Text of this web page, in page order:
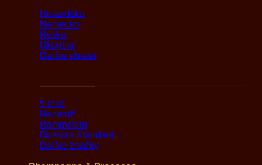
Holandsko
Nemecko
Rusko
Ukrajina
Ďaľšie oblasti
9 mile
Nemiroff
Rammstein
Russian Standard
Ďaľšie značky